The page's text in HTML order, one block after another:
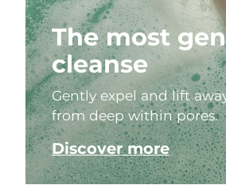
The most
cleanse
Gently expel and lift
from deep within pores.
Discover more